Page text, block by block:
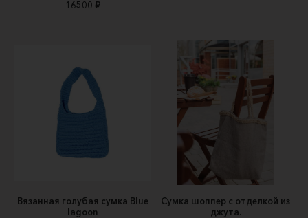
16500 ₽
Вязанная голубая сумка Blue
lagооn
Сумка шоппер с отделкой из
джута.